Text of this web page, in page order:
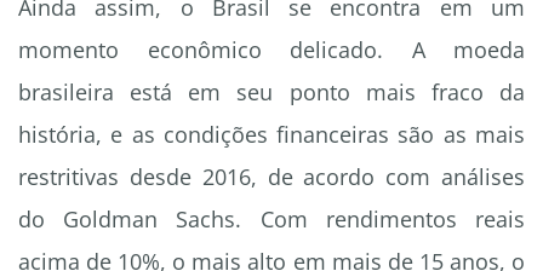
Ainda assim, o Brasil se encontra em um
momento econômico delicado. A moeda
brasileira está em seu ponto mais fraco da
história, e as condições financeiras são as mais
restritivas desde 2016, de acordo com análises
do Goldman Sachs. Com rendimentos reais
acima de 10%, o mais alto em mais de 15 anos, o